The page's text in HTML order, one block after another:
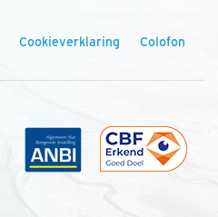
Cookieverklaring Colofon